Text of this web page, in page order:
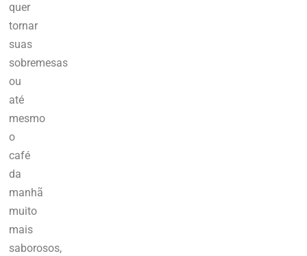
quer
tornar
suas
sobremesas
ou
até
mesmo
o
café
da
manhã
muito
mais
saborosos,